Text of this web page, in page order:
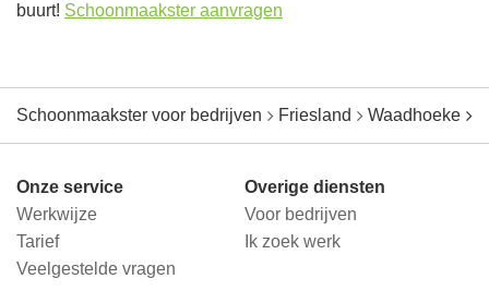
buurt! Schoonmaakster aanvragen
Schoonmaakster voor bedrijven Friesland Waadhoeke
Onze service
Werkwijze
Tarief
Veelgestelde vragen
Overige diensten
Voor bedrijven
Ik zoek werk